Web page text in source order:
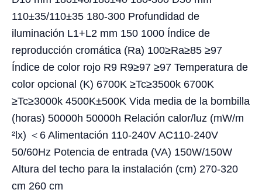
110±35/110±35 180-300 Profundidad de
iluminación L1+L2 mm 150 1000 Índice de
reproducción cromática (Ra) 100≥Ra≥85 ≥97
Índice de color rojo R9 R9≥97 ≥97 Temperatura de
color opcional (K) 6700K ≥Tc≥3500k 6700K
≥Tc≥3000k 4500K±500K Vida media de la bombilla
(horas) 50000h 50000h Relación calor/luz (mW/m
²lx) ＜6 Alimentación 110-240V AC110-240V
50/60Hz Potencia de entrada (VA) 150W/150W
Altura del techo para la instalación (cm) 270-320
cm 260 cm